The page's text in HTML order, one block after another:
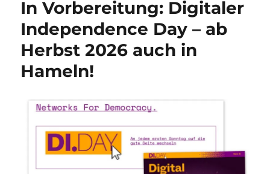
In Vorbereitung: Digitaler
Independence Day – ab
Herbst 2026 auch in
Hameln!